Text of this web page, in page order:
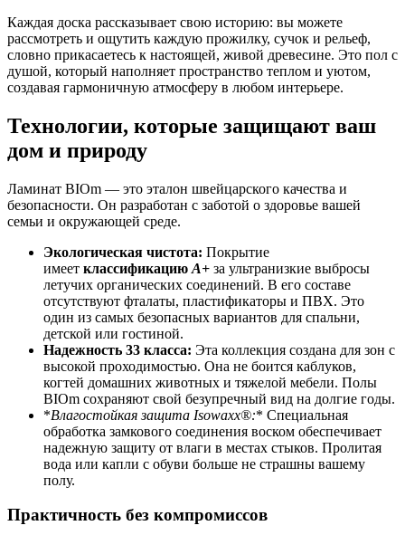
Каждая доска рассказывает свою историю: вы можете
рассмотреть и ощутить каждую прожилку, сучок и рельеф,
словно прикасаетесь к настоящей, живой древесине. Это пол с
душой, который наполняет пространство теплом и уютом,
создавая гармоничную атмосферу в любом интерьере.
Технологии, которые защищают ваш
дом и природу
Ламинат BIOm — это эталон швейцарского качества и
безопасности. Он разработан с заботой о здоровье вашей
семьи и окружающей среде.
Экологическая чистота: Покрытие
имеет классификацию A+ за ультранизкие выбросы
летучих органических соединений. В его составе
отсутствуют фталаты, пластификаторы и ПВХ. Это
один из самых безопасных вариантов для спальни,
детской или гостиной.
Надежность 33 класса: Эта коллекция создана для зон с
высокой проходимостью. Она не боится каблуков,
когтей домашних животных и тяжелой мебели. Полы
BIOm сохраняют свой безупречный вид на долгие годы.
*Влагостойкая защита Isowaxx®:* Специальная
обработка замкового соединения воском обеспечивает
надежную защиту от влаги в местах стыков. Пролитая
вода или капли с обуви больше не страшны вашему
полу.
Практичность без компромиссов